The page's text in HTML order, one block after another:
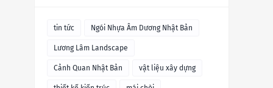
tin tức Ngói Nhựa Âm Dương Nhật Bản
Lương Lâm Landscape
Cảnh Quan Nhật Bản vật liệu xây dựng